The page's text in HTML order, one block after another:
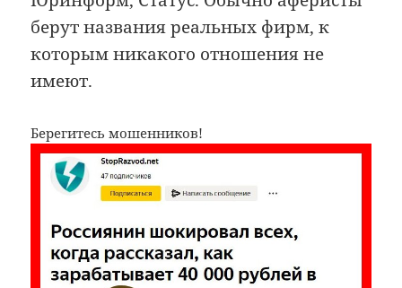
берут названия реальных фирм, к
которым никакого отношения не
имеют.
Берегитесь мошенников!